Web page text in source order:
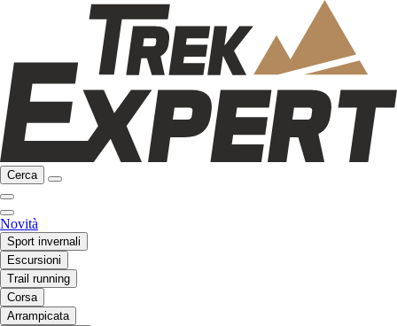
Cerca
Novità
Sport invernali
Escursioni
Trail running
Corsa
Arrampicata